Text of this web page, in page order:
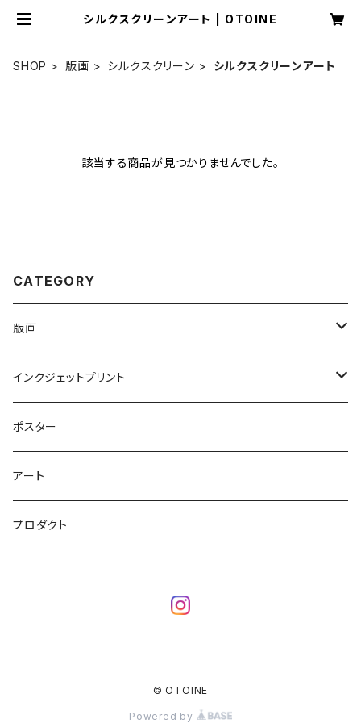
シルクスクリーンアート | OTOINE
SHOP 版画 シルクスクリーン シルクスクリーンアート
該当する商品が見つかりませんでした。
CATEGORY
版画
シルクスクリーン
シルクスクリーンアート
シルクスクリーングッズ
銅版画
リトグラフ
木版画
インクジェットプリント
オフセットプリント
ポスター
アート
プロダクト
© OTOINE
Powered by